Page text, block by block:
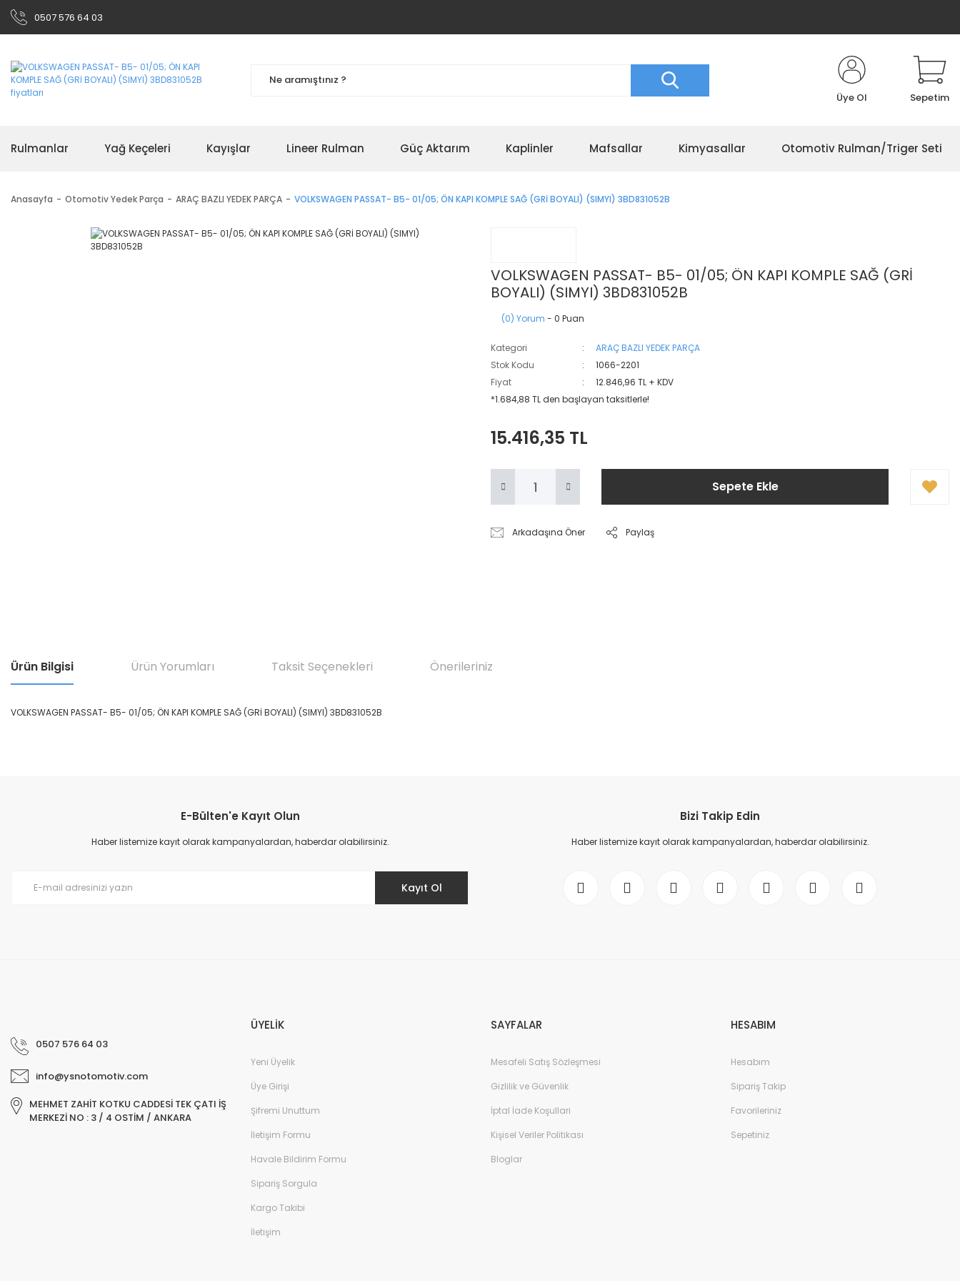
0507 576 64 03
Üye Ol Sepetim
Rulmanlar Yağ Keçeleri Kayışlar Lineer Rulman Güç Aktarım Kaplinler Mafsallar Kimyasallar Otomotiv Rulman/Triger Seti
Anasayfa Otomotiv Yedek Parça ARAÇ BAZLI YEDEK PARÇA VOLKSWAGEN PASSAT- B5- 01/05; ÖN KAPI KOMPLE SAĞ (GRİ BOYALI) (SIMYI) 3BD831052B
VOLKSWAGEN PASSAT- B5- 01/05; ÖN KAPI KOMPLE SAĞ (GRİ
BOYALI) (SIMYI) 3BD831052B
(0) Yorum - 0 Puan
Kategori
ARAÇ BAZLI YEDEK PARÇA
Stok Kodu
1066-2201
Fiyat
12.846,96 TL + KDV
*1.684,88 TL den başlayan taksitlerle!
15.416,35 TL
Sepete Ekle
Arkadaşına Öner Paylaş
Ürün Bilgisi Ürün Yorumları Taksit Seçenekleri Önerileriniz
VOLKSWAGEN PASSAT- B5- 01/05; ÖN KAPI KOMPLE SAĞ (GRİ BOYALI) (SIMYI) 3BD831052B
Ürün resmi kalitesiz, bozuk veya görüntülenemiyor.
Ürün açıklamasında eksik bilgiler bulunuyor.
E-Bülten'e Kayıt Olun
Haber listemize kayıt olarak kampanyalardan, haberdar olabilirsiniz.
Kayıt Ol
Bizi Takip Edin
Haber listemize kayıt olarak kampanyalardan, haberdar olabilirsiniz.
0507 576 64 03
info@ysnotomotiv.com
MEHMET ZAHİT KOTKU CADDESİ TEK ÇATI İŞ
MERKEZİ NO : 3 / 4 OSTİM / ANKARA
ÜYELİK
Yeni Üyelik
Üye Girişi
Şifremi Unuttum
İletişim Formu
Havale Bildirim Formu
Sipariş Sorgula
Kargo Takibi
İletişim
SAYFALAR
Mesafeli Satış Sözleşmesi
Gizlilik ve Güvenlik
İptal İade Koşullari
Kişisel Veriler Politikası
Bloglar
HESABIM
Hesabım
Sipariş Takip
Favorileriniz
Sepetiniz